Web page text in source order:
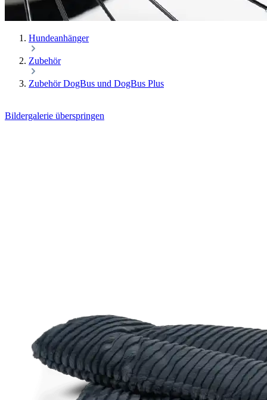
Hundeanhänger
Zubehör
Zubehör DogBus und DogBus Plus
Bildergalerie überspringen